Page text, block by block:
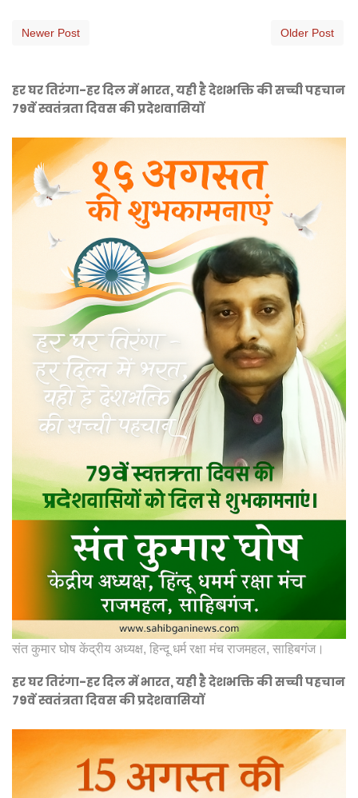
Newer Post Older Post
हर घर तिरंगा-हर दिल में भारत, यही है देशभक्ति की सच्ची पहचान
79वें स्वतंत्रता दिवस की प्रदेशवासियों
संत कुमार घोष केंद्रीय अध्यक्ष, हिन्दू धर्म रक्षा मंच राजमहल, साहिबगंज।
हर घर तिरंगा-हर दिल में भारत, यही है देशभक्ति की सच्ची पहचान
79वें स्वतंत्रता दिवस की प्रदेशवासियों